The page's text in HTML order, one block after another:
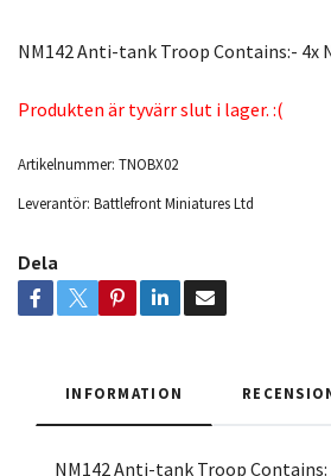
NM142 Anti-tank Troop Contains:- 4x
Produkten är tyvärr slut i lager. :(
Artikelnummer: TNOBX02
Leverantör: Battlefront Miniatures Ltd
Dela
INFORMATION
NM142 Anti-tank Troop Contains: